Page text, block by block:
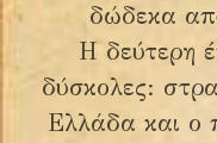
δώδεκα
Η δεύτερη
δύσκολες:
Ελλάδα και ο